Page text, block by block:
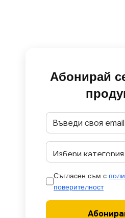
Абонирай
Съгласен съм с
поверителност